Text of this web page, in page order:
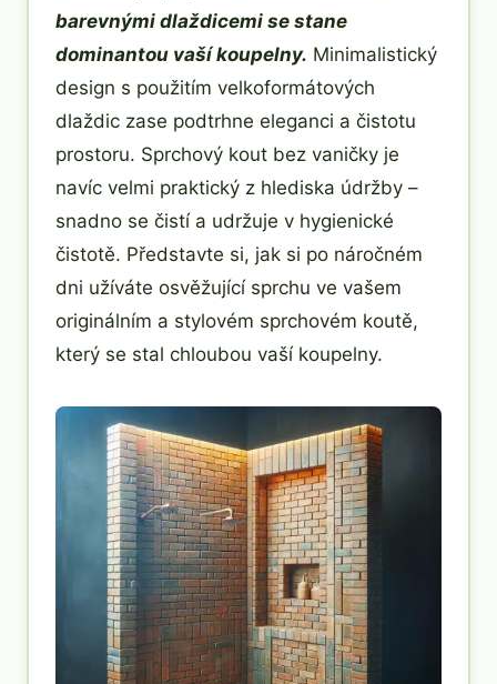
barevnými dlaždicemi se stane
dominantou vaší koupelny. Minimalistický
design s použitím velkoformátových
dlaždic zase podtrhne eleganci a čistotu
prostoru. Sprchový kout bez vaničky je
navíc velmi praktický z hlediska údržby –
snadno se čistí a udržuje v hygienické
čistotě. Představte si, jak si po náročném
dni užíváte osvěžující sprchu ve vašem
originálním a stylovém sprchovém koutě,
který se stal chloubou vaší koupelny.